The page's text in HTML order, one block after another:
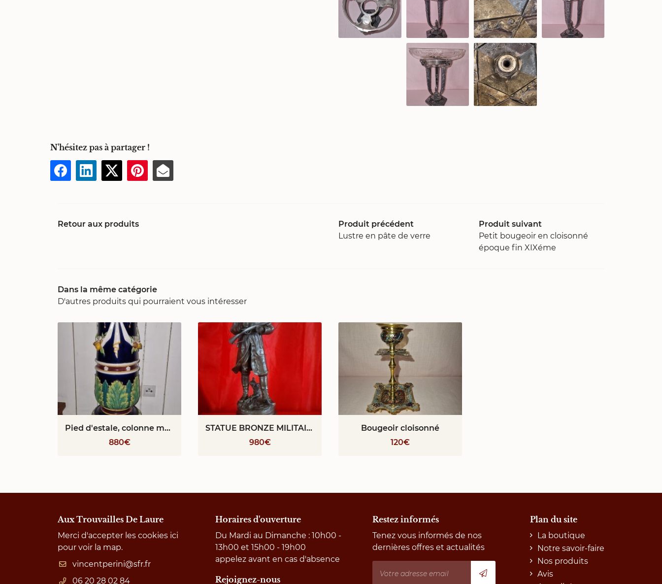
N'hésitez pas à partager !
Retour aux produits
Produit précédent
Lustre en pâte de verre
Produit suivant
Petit bougeoir en cloisonné
époque fin XIXéme
Dans la même catégorie
D'autres produits qui pourraient vous intéresser
Pied d'estale, colonne majolique Minton
880€
STATUE BRONZE MILITAIRE FIN XIXEME FANTASSIN 1ERE GUERRE MONDIALE PAR CHARLES ANFRIE
980€
Bougeoir cloisonné
120€
Aux Trouvailles De Laure
Merci d'accepter les cookies ici
pour voir la map.
06 20 28 02 84
Horaires d'ouverture
Du Mardi au Dimanche : 10h00 -
13h00 et 15h00 - 19h00
appelez avant en cas d'absence
Rejoignez-nous
Restez informés
Tenez vous informés de nos
dernières offres et actualités
Plan du site
La boutique
Notre savoir-faire
Nos produits
Avis